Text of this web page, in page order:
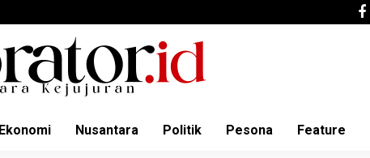
Ekonomi Nusantara Politik Pesona Feature